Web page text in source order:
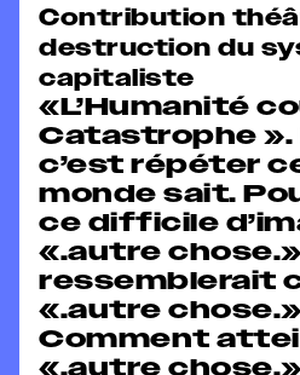
Contribution
destruction du
capitaliste
«L’Humanité
Catastrophe ».
c’est répéter
monde sait.
ce difficile
«.autre
ressemblerait
«.autre
Comment
«.autre